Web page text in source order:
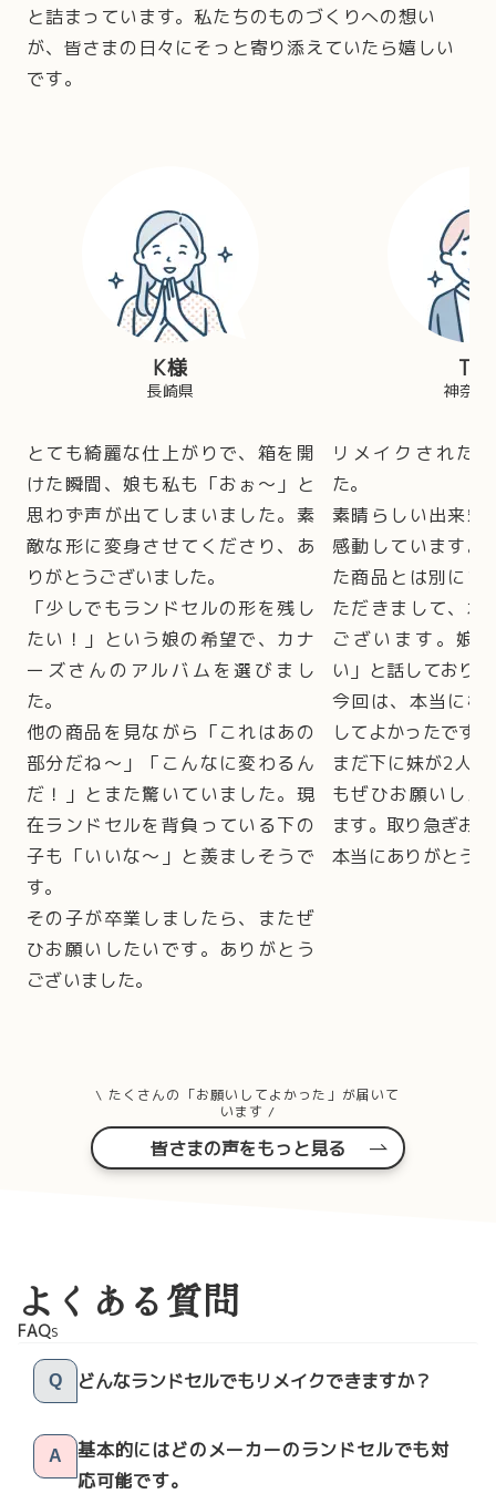
と詰まっています。私たちのものづくりへの想い
が、皆さまの日々にそっと寄り添えていたら嬉しい
です。
K様
長崎県
とても綺麗な仕上がりで、箱を開
けた瞬間、娘も私も「おぉ～」と
思わず声が出てしまいました。素
敵な形に変身させてくださり、あ
りがとうございました。
「少しでもランドセルの形を残し
たい！」という娘の希望で、カナ
ーズさんのアルバムを選びまし
た。
他の商品を見ながら「これはあの
部分だね～」「こんなに変わるん
だ！」とまた驚いていました。現
在ランドセルを背負っている下の
子も「いいな～」と羨ましそうで
す。
その子が卒業しましたら、またぜ
ひお願いしたいです。ありがとう
ございました。
T様
神奈川
リメイクされた
た。
素晴らしい出来栄
感動しています。
た商品とは別にプ
ただきまして、本
ございます。娘
い」と話しており
今回は、本当に椎
してよかったです。
まだ下に妹が2人
もぜひお願いした
ます。取り急ぎお
本当にありがとう
\ たくさんの「お願いしてよかった」が届いて
います /
皆さまの声をもっと見る
よくある質問
FAQs
Q どんなランドセルでもリメイクできますか？
A
基本的にはどのメーカーのランドセルでも対
応可能です。